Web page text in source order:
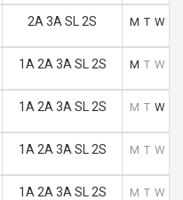
2A 3A SL 2S M T W
1A 2A 3A SL 2S M T W
1A 2A 3A SL 2S M T W
1A 2A 3A SL 2S M T W
1A 2A 3A SL 2S M T W